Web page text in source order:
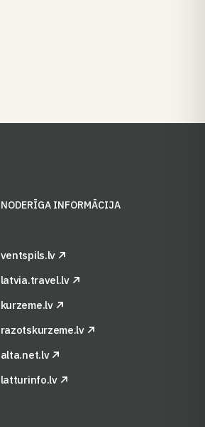
NODERĪGA INFORMĀCIJA
ventspils.lv
latvia.travel.lv
kurzeme.lv
razotskurzeme.lv
alta.net.lv
latturinfo.lv